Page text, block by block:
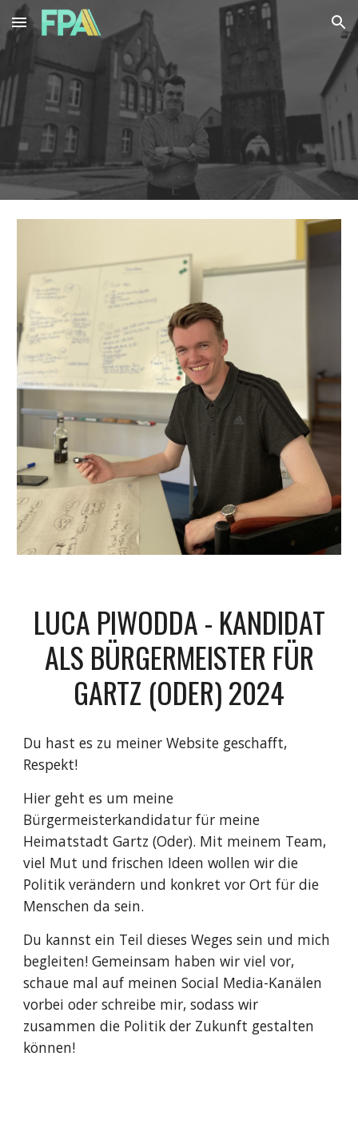
Skip to main content Skip to navigation
LUCA PIWODDA - KANDIDAT
ALS BÜRGERMEISTER FÜR
GARTZ (ODER) 2024
Du hast es zu meiner Website geschafft,
Respekt!
Hier geht es um meine
Bürgermeisterkandidatur für meine
Heimatstadt Gartz (Oder). Mit meinem Team,
viel Mut und frischen Ideen wollen wir die
Politik verändern und konkret vor Ort für die
Menschen da sein.
Du kannst ein Teil dieses Weges sein und mich
begleiten! Gemeinsam haben wir viel vor,
schaue mal auf meinen Social Media-Kanälen
vorbei oder schreibe mir, sodass wir
zusammen die Politik der Zukunft gestalten
können!